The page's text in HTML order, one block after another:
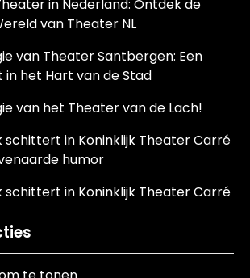
in Nederland: Ontdek de
van Theater NL
van Theater Santbergen: Een
in het Hart van de Stad
van het Theater van de Lach!
schittert in Koninklijk Theater Carré
humor
schittert in Koninklijk Theater Carré